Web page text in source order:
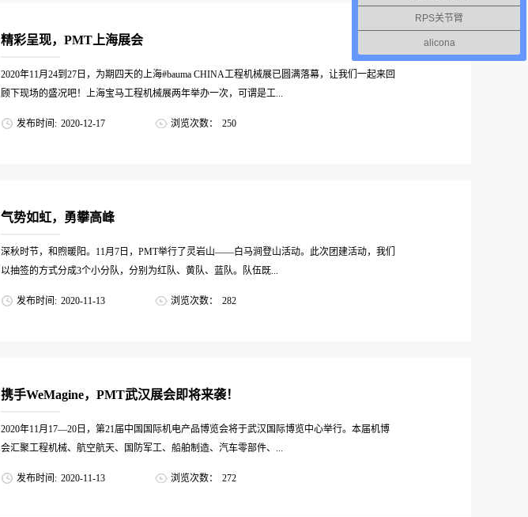
精彩呈现，PMT上海展会
2020年11月24到27日，为期四天的上海#bauma CHINA工程机械展已圆满落幕，让我们一起来回
顾下现场的盛况吧！上海宝马工程机械展两年举办一次，可谓是工...
发布时间: 2020-12-17 浏览次数： 250
气势如虹，勇攀高峰
深秋时节，和煦暖阳。11月7日，PMT举行了灵岩山——白马涧登山活动。此次团建活动，我们
以抽签的方式分成3个小分队，分别为红队、黄队、蓝队。队伍既...
发布时间: 2020-11-13 浏览次数： 282
携手WeMagine，PMT武汉展会即将来袭！
2020年11月17—20日，第21届中国国际机电产品博览会将于武汉国际博览中心举行。本届机博
会汇聚工程机械、航空航天、国防军工、船舶制造、汽车零部件、...
发布时间: 2020-11-13 浏览次数： 272
RPS关节臂
alicona